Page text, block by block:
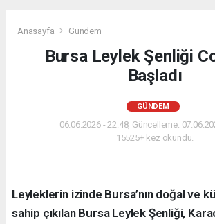
Anasayfa Gündem
Bursa Leylek Şenliği
Başladı
GÜNDEM
06.06.2026 - 22:48, Güncelleme:
15525+ kez okundu.
Leyleklerin izinde Bursa’nın doğal ve
sahip çıkılan Bursa Leylek Şenliği,